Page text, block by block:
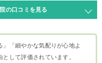
の口コミを見る
」「細やかな気配りが心地よ
して評価されています。